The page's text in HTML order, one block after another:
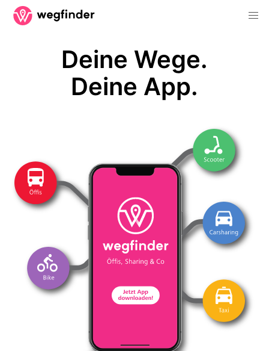
Deine Wege.
Deine App.